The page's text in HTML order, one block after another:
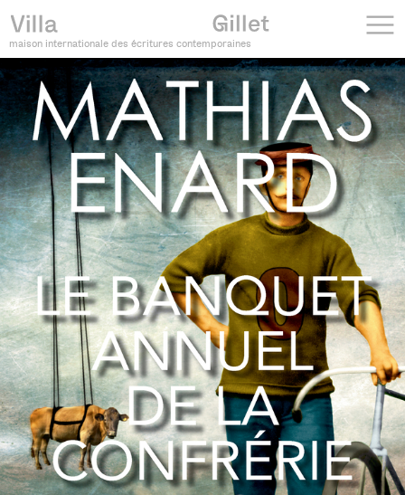
maison internationale des écritures contemporaines